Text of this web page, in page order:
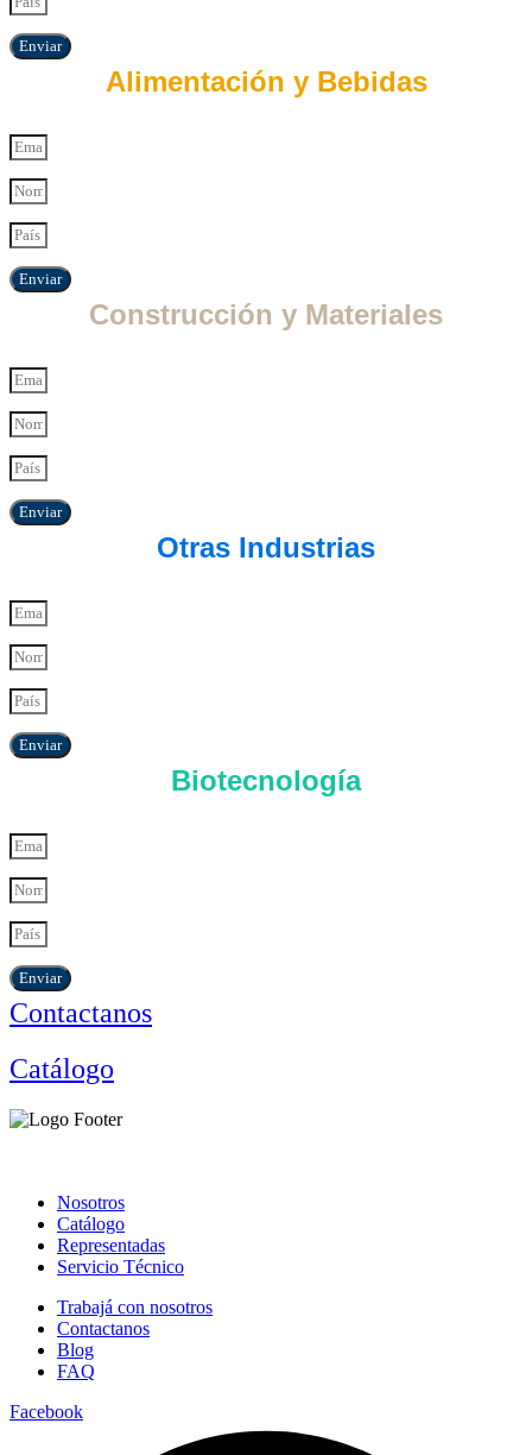
Enviar
Alimentación y Bebidas
Enviar
Construcción y Materiales
Enviar
Otras Industrias
Enviar
Biotecnología
Enviar
Contactanos
Catálogo
Nosotros
Catálogo
Representadas
Servicio Técnico
Trabajá con nosotros
Contactanos
Blog
FAQ
Facebook